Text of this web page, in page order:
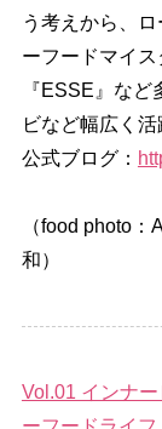
う考えから、
ーフードマイス
『ESSE』な
ビなど幅広く活
公式ブログ：
（food photo
和）
Vol.01 インナ